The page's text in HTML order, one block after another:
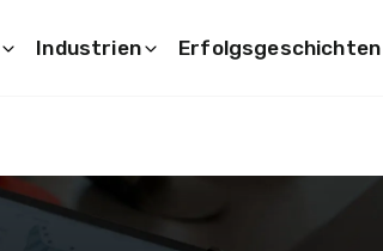
Industrien Erfolgsgeschichten